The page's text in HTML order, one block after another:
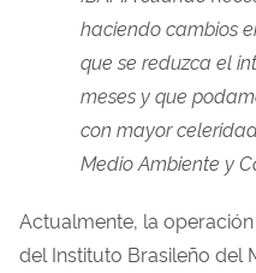
haciendo cambios
que se reduzca el
meses y que
con mayor
Medio Ambiente y
Actualmente, la
del Instituto Brasileño del